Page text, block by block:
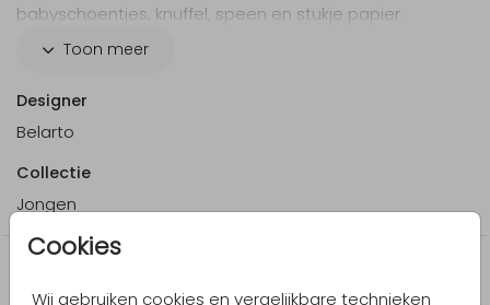
Cookies
Wij gebruiken cookies en vergelijkbare technieken
babyschoentjes, knuffel, speen en stukje papier.
Maak hem compleet met eigen teksten en een lieve
Toon meer
Designer
Belarto
Collectie
Jongen